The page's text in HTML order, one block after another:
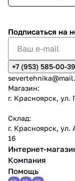
Подписаться на
+7 (953) 585-00-39
Магазин:
г. Красноярск, ул.
Склад:
г. Красноярск, ул.
16
Интернет-
Компания
Помощь